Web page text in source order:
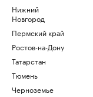
Нижний
Новгород
Пермский край
Ростов-на-Дону
Татарстан
Тюмень
Черноземье